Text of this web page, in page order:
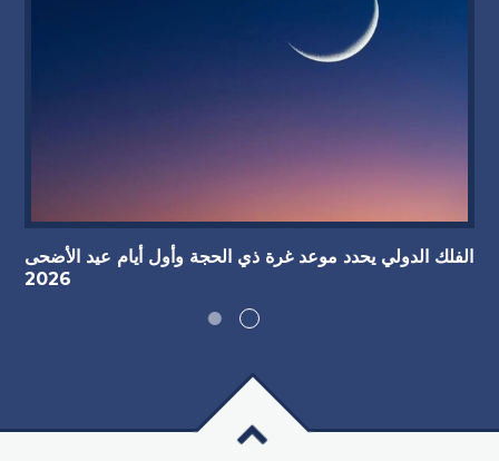
الفلك الدولي يحدد موعد غرة ذي الحجة وأول أيام عيد الأضحى
2026